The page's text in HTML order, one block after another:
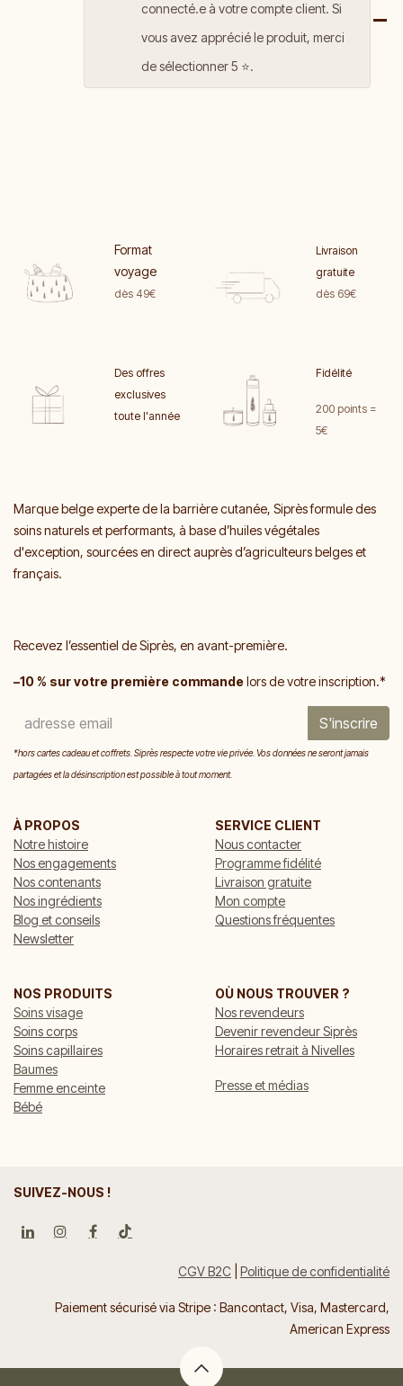
connecté.e à votre compte client. Si
vous avez apprécié le produit, merci
de sélectionner 5 ⭐️.
Format
voyage
dès 49€
Livraison
gratuite
dès 69€
Des offres
exclusives
toute l'année
Fidélité
200 points =
5€
Marque belge experte de la barrière cutanée, Siprès formule des
soins naturels et performants, à base d’huiles végétales
d'exception, sourcées en direct auprès d’agriculteurs belges et
français.
Recevez l’essentiel de Siprès, en avant-première.
–10 % sur votre première commandelors de votre inscription.*
S'inscrire
*hors cartes cadeau et coffrets. Siprès respecte votre vie privée. Vos données ne seront jamais
partagées et la désinscription est possible à tout moment.
À PROPOS
Notre histoire
Nos engagements
Nos contenants
Nos ingrédients
Blog et conseils
Newsletter
SERVICE CLIENT
Nous contacter
Programme fidélité
Livraison gratuite
Mon compte
Questions fréquentes
NOS PRODUITS
Soins visage
Soins corps
Soins capillaires
Baumes
Femme enceinte
Bébé
OÙ NOUS TROUVER ?
Nos revendeurs
Devenir revendeur Siprès
Horaires retrait à Nivelles
Presse et médias
SUIVEZ-NOUS !
CGV B2C Politique de confidentialité
Paiement sécurisé via Stripe : Bancontact, Visa, Mastercard,
American Express